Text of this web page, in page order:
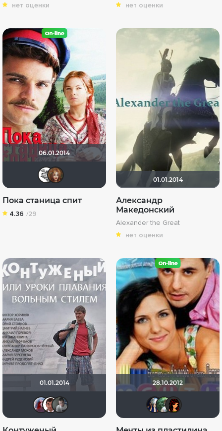
нет оценки нет оценки
06.01.2014
мам-иришка
Лерика-Валерия
Пока станица спит
4.36 /29
01.01.2014
Александр
Македонский
Alexander the Great
нет оценки
01.01.2014 28.10.2012